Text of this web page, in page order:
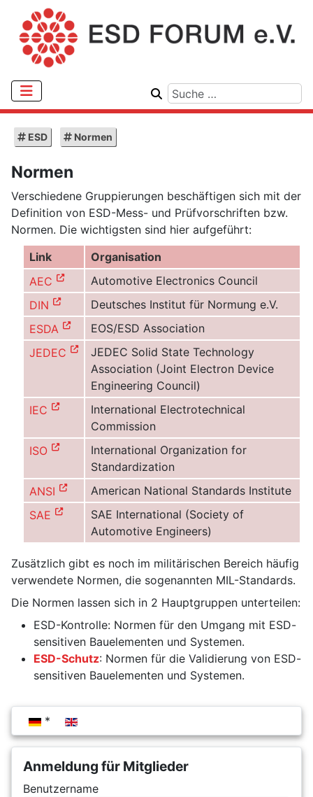
Sprache auswählen
Anmeldung für Mitglieder
Benutzername
ESD Normen
Normen
Verschiedene Gruppierungen beschäftigen sich mit der
Definition von ESD-Mess- und Prüfvorschriften bzw.
Normen. Die wichtigsten sind hier aufgeführt:
Link
Organisation
AEC
Automotive Electronics Council
DIN
Deutsches Institut für Normung e.V.
ESDA
EOS/ESD Association
JEDEC
JEDEC Solid State Technology
Association (Joint Electron Device
Engineering Council)
IEC
International Electrotechnical
Commission
ISO
International Organization for
Standardization
ANSI
American National Standards Institute
SAE
SAE International (Society of
Automotive Engineers)
Zusätzlich gibt es noch im militärischen Bereich häufig
verwendete Normen, die sogenannten MIL-Standards.
Die Normen lassen sich in 2 Hauptgruppen unterteilen:
ESD-Kontrolle: Normen für den Umgang mit ESD-
sensitiven Bauelementen und Systemen.
ESD-Schutz: Normen für die Validierung von ESD-
sensitiven Bauelementen und Systemen.